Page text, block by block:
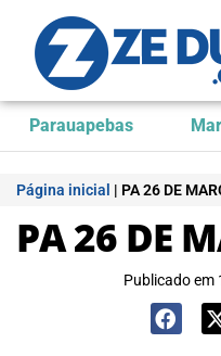
Parauapebas
Página inicial | PA 26 DE
PA 26 DE
Publicado em